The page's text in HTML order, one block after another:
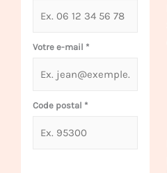
Votre e-mail *
Code postal *